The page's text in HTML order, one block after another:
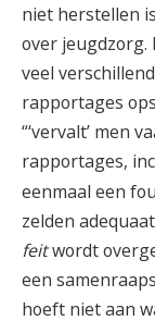
niet herstellen
over jeugdzorg.
veel
rapportages
“‘vervalt’ men
rapportages,
eenmaal een
zelden
feitwordt
een
hoeft niet aan